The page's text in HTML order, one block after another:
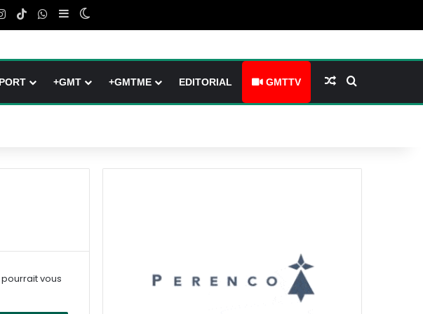
Instagram
TikTokWhatsApp
Sidebar (barre latérale)
+GMT +GMTME EDITORIAL GMTTV Article Aléatoire
vous